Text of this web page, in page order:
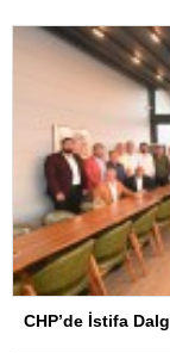
CHP’de İstifa